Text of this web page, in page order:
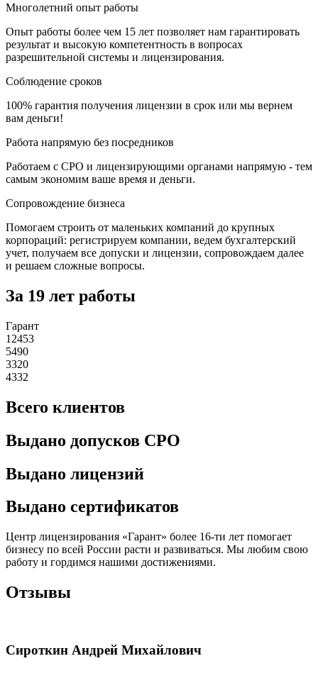
Многолетний опыт работы
Опыт работы более чем 15 лет позволяет нам гарантировать
результат и высокую компетентность в вопросах
разрешительной системы и лицензирования.
Соблюдение сроков
100% гарантия получения лицензии в срок или мы вернем
вам деньги!
Работа напрямую без посредников
Работаем с СРО и лицензирующими органами напрямую - тем
самым экономим ваше время и деньги.
Сопровождение бизнеса
Помогаем строить от маленьких компаний до крупных
корпораций: регистрируем компании, ведем бухгалтерский
учет, получаем все допуски и лицензии, сопровождаем далее
и решаем сложные вопросы.
За 19 лет работы
Гарант
12453
5490
3320
4332
Всего клиентов
Выдано допусков СРО
Выдано лицензий
Выдано сертификатов
Центр лицензирования «Гарант» более 16-ти лет помогает
бизнесу по всей России расти и развиваться. Мы любим свою
работу и гордимся нашими достижениями.
Отзывы
Сироткин Андрей Михайлович